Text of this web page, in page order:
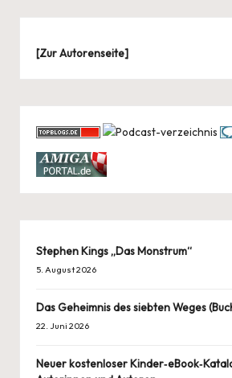
[Zur Autorenseite]
Stephen Kings „Das Monstrum“
5. August 2026
Das Geheimnis des siebten Weges
22. Juni 2026
Neuer kostenloser